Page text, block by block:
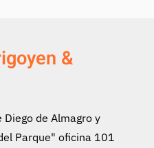
&
de Almagro y
Parque" oficina 101